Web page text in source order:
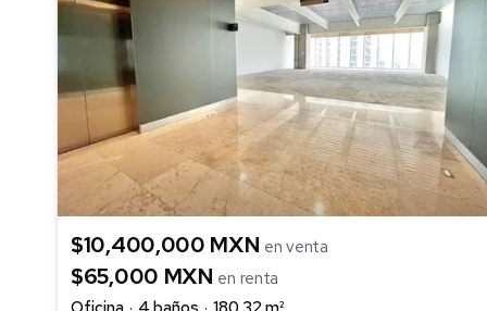
$10,400,000 MXN en venta
$65,000 MXN en renta